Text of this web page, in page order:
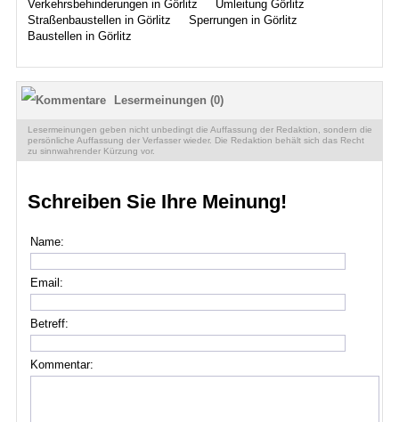
Verkehrsbehinderungen in Görlitz
Umleitung Görlitz
Straßenbaustellen in Görlitz
Sperrungen in Görlitz
Baustellen in Görlitz
Lesermeinungen (0)
Lesermeinungen geben nicht unbedingt die Auffassung der Redaktion, sondern die
persönliche Auffassung der Verfasser wieder. Die Redaktion behält sich das Recht
zu sinnwahrender Kürzung vor.
Schreiben Sie Ihre Meinung!
Name:
Email:
Betreff:
Kommentar: